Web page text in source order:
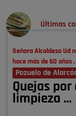
Últimos
Señora Alcaldesa Ud
hace más de 60 años
Pozuelo de
Quejas
limpieza …